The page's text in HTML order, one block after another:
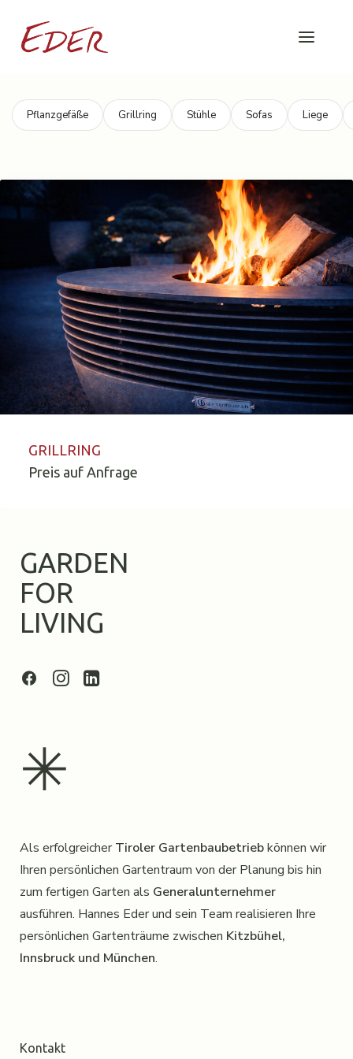
Pflanzgefäße Grillring Stühle Sofas Liege
GRILLRING
Preis auf Anfrage
GARDEN
FOR
LIVING
✳︎
Als erfolgreicherTiroler Gartenbaubetriebkönnen wir
Ihren persönlichen Gartentraum von der Planung bis hin
zum fertigen Garten als Generalunternehmer
ausführen. Hannes Eder und sein Team realisieren Ihre
persönlichen Gartenträume zwischen Kitzbühel,
Innsbruck und München.
Kontakt